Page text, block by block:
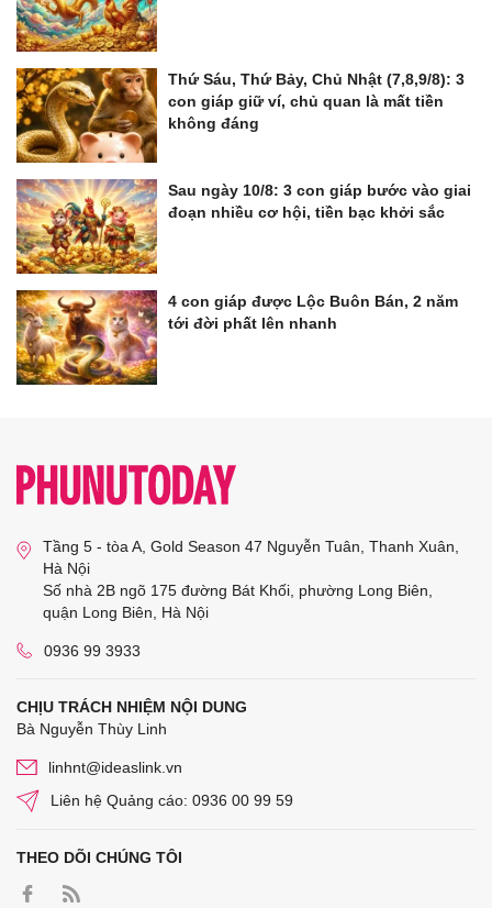
Thứ Sáu, Thứ Bảy, Chủ Nhật (7,8,9/8): 3
con giáp giữ ví, chủ quan là mất tiền
không đáng
Sau ngày 10/8: 3 con giáp bước vào giai
đoạn nhiều cơ hội, tiền bạc khởi sắc
4 con giáp được Lộc Buôn Bán, 2 năm
tới đời phất lên nhanh
Tầng 5 - tòa A, Gold Season 47 Nguyễn Tuân, Thanh Xuân,
Hà Nội
Số nhà 2B ngõ 175 đường Bát Khối, phường Long Biên,
quận Long Biên, Hà Nội
0936 99 3933
CHỊU TRÁCH NHIỆM NỘI DUNG
Bà Nguyễn Thùy Linh
linhnt@ideaslink.vn
Liên hệ Quảng cáo: 0936 00 99 59
THEO DÕI CHÚNG TÔI